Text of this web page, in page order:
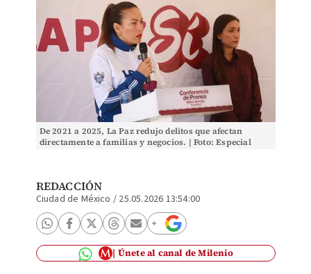
De 2021 a 2025, La Paz redujo delitos que afectan
directamente a familias y negocios. | Foto: Especial
REDACCIÓN
Ciudad de México / 25.05.2026 13:54:00
Únete al canal de Milenio